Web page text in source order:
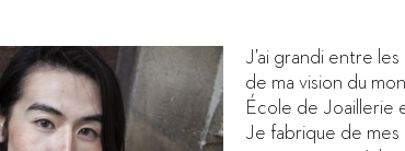
J’ai grandi entre
de ma vision du
École de Joaillerie
Je fabrique de mes